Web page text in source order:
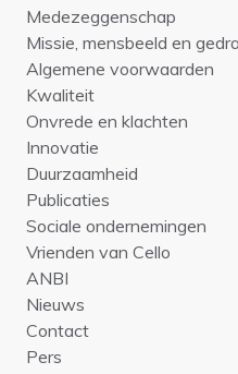
Medezeggenschap
Missie, mensbeeld en
Algemene voorwaarden
Kwaliteit
Onvrede en klachten
Innovatie
Duurzaamheid
Publicaties
Sociale ondernemingen
Vrienden van Cello
ANBI
Nieuws
Contact
Pers